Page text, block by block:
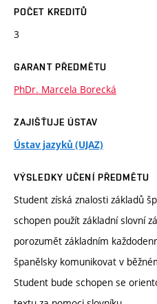
POČET KREDITŮ
3
GARANT PŘEDMĚTU
PhDr. Marcela Borecká
ZAJIŠŤUJE ÚSTAV
Ústav jazyků (UJAZ)
VÝSLEDKY UČENÍ PŘEDMĚTU
Student získá znalosti základů
schopen použít základní slovní
porozumět základním
španělsky komunikovat v
Student bude schopen se